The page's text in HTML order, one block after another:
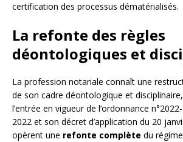
certification des processus dématérialisés.
La refonte des règles
déontologiques et
La profession notariale connaît une
de son cadre déontologique et
l’entrée en vigueur de l’ordonnance
2022 et son décret d’application du 20
opèrent une refonte complète du